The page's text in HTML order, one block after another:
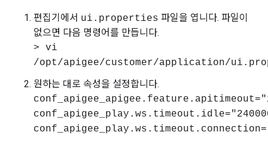
편집기에서 ui.properties 파일을 엽니다. 파일이
없으면 다음 명령어를 만듭니다.
> vi
/opt/apigee/customer/application/
원하는 대로 속성을 설정합니다.